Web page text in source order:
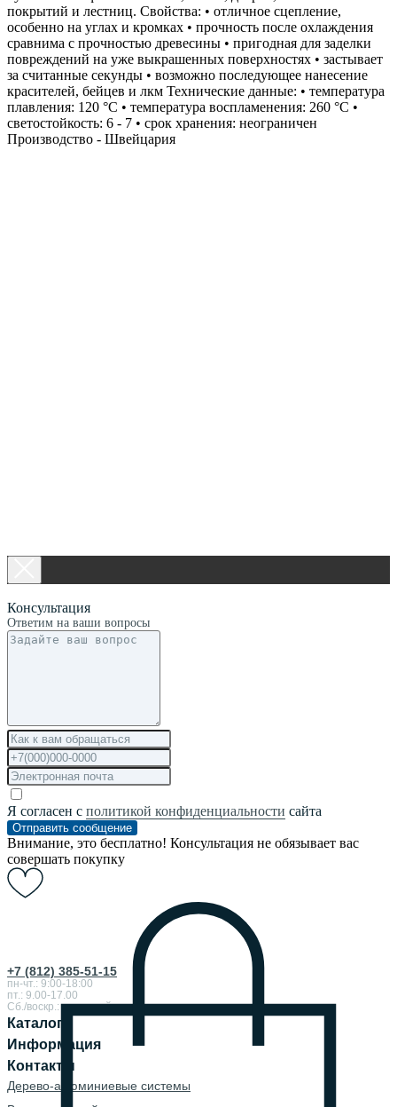
покрытий и лестниц. Свойства: • отличное сцепление,
особенно на углах и кромках • прочность после охлаждения
сравнима с прочностью древесины • пригодная для заделки
повреждений на уже выкрашенных поверхностях • застывает
за считанные секунды • возможно последующее нанесение
красителей, бейцев и лкм Технические данные: • температура
плавления: 120 °С • температура воспламенения: 260 °С •
светостойкость: 6 - 7 • срок хранения: неограничен
Производство - Швейцария
+7 (812) 385-51-15
пн-чт.: 9:00-18:00
пт.: 9.00-17.00
Сб./воскр.: выходной
Каталог
Информация
Контакты
Дерево-алюминиевые системы
Консультация
Ответим на ваши вопросы
Я согласен с политикой конфиденциальности сайта
Отправить сообщение
Внимание, это бесплатно! Консультация не обязывает вас
совершать покупку